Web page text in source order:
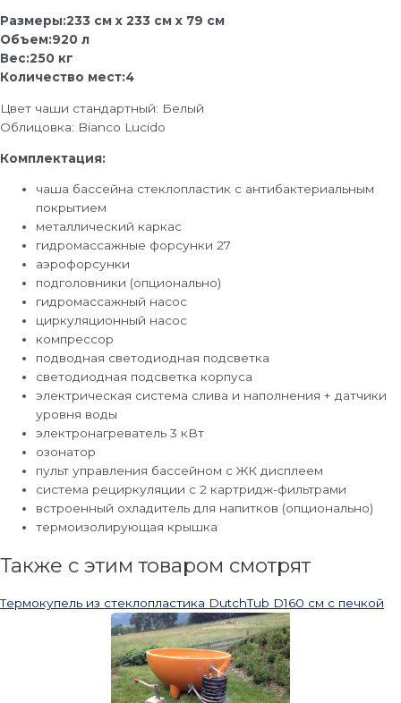
Размеры:233 см x 233 см x 79 см
Объем:920 л
Вес:250 кг
Количество мест:4
Цвет чаши стандартный: Белый
Облицовка: Bianco Lucido
Комплектация:
чаша бассейна стеклопластик с антибактериальным
покрытием
металлический каркас
гидромассажные форсунки 27
аэрофорсунки
подголовники (опционально)
гидромассажный насос
циркуляционный насос
компрессор
подводная светодиодная подсветка
светодиодная подсветка корпуса
электрическая система слива и наполнения + датчики
уровня воды
электронагреватель 3 кВт
озонатор
пульт управления бассейном с ЖК дисплеем
система рециркуляции с 2 картридж-фильтрами
встроенный охладитель для напитков (опционально)
термоизолирующая крышка
Также с этим товаром смотрят
Термокупель из стеклопластика DutchTub D160 см с печкой